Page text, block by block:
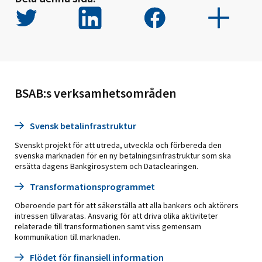
BSAB:s verksamhetsområden
Svensk betalinfrastruktur
Svenskt projekt för att utreda, utveckla och förbereda den
svenska marknaden för en ny betalningsinfrastruktur som ska
ersätta dagens Bankgirosystem och Dataclearingen.
Transformationsprogrammet
Oberoende part för att säkerställa att alla bankers och aktörers
intressen tillvaratas. Ansvarig för att driva olika aktiviteter
relaterade till transformationen samt viss gemensam
kommunikation till marknaden.
Flödet för finansiell information